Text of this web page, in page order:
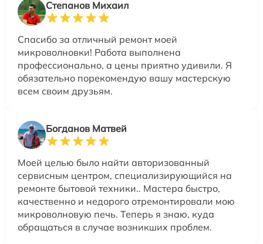
Степанов Михаил
Спасибо за отличный ремонт моей
микроволновки! Работа выполнена
профессионально, а цены приятно удивили. Я
обязательно порекомендую вашу мастерскую
всем своим друзьям.
Богданов Матвей
Моей целью было найти авторизованный
сервисным центром, специализирующийся на
ремонте бытовой техники.. Мастера быстро,
качественно и недорого отремонтировали мою
микроволновую печь. Теперь я знаю, куда
обращаться в случае возникших проблем.